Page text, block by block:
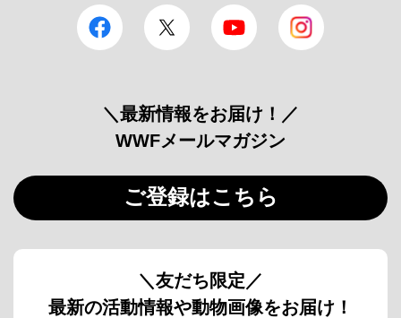
facebook Twitter YouTube
＼最新情報をお届け！／
WWFメールマガジン
ご登録はこちら
＼友だち限定／
最新の活動情報や動物画像をお届け！